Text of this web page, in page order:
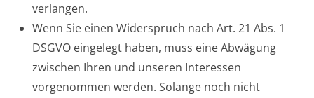
verlangen.
Wenn Sie einen Widerspruch nach Art. 21 Abs. 1
DSGVO eingelegt haben, muss eine Abwägung
zwischen Ihren und unseren Interessen
vorgenommen werden. Solange noch nicht